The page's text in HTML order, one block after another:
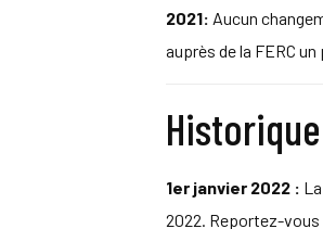
2021: Aucun
auprès de la FERC
1er janvier 2022 :
2022. Reportez-vous